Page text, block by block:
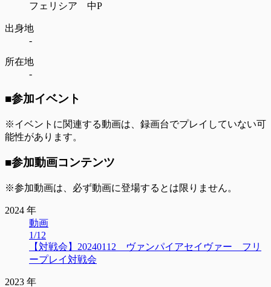
フェリシア 中P
出身地
-
所在地
-
■参加イベント
※イベントに関連する動画は、録画台でプレイしていない可
能性があります。
■参加動画コンテンツ
※参加動画は、必ず動画に登場するとは限りません。
2024 年
動画
1/12
【対戦会】20240112 ヴァンパイアセイヴァー フリ
ープレイ対戦会
2023 年